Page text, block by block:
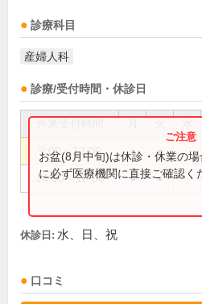
診療科目
産婦人科
診療/受付時間・休診日
9:00～12:00 ● ●
14:00～18:00 ● ●
お盆(8月中旬)は休診・休業の
に必ず医療機関に直接ご確認く
休診日: 水、日、祝
口コミ